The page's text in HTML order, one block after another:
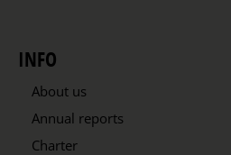
INFO
About us
Annual reports
Charter